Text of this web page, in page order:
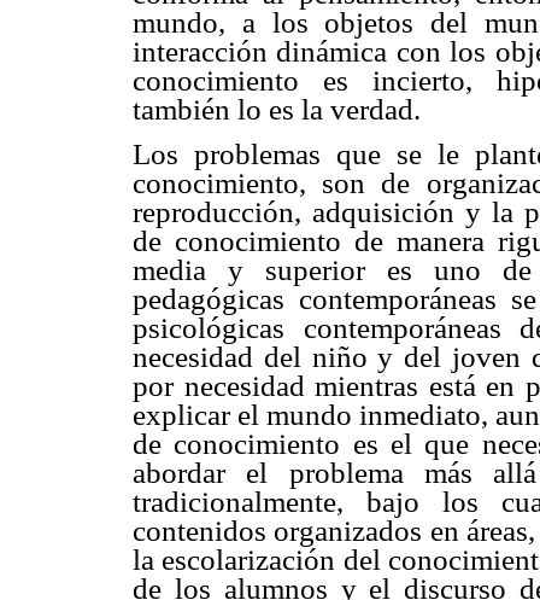
mundo, a los objetos del
interacción dinámica con los
conocimiento es incierto,
también lo es la verdad.
Los problemas que se le
conocimiento, son de
reproducción, adquisición y la
de conocimiento de manera
media y superior es uno de
pedagógicas contemporáneas
psicológicas
necesidad del niño y del joven
por necesidad mientras está en
explicar el mundo inmediato,
de conocimiento es el que
abordar el problema más
tradicionalmente, bajo los
contenidos organizados en
la escolarización del
de los alumnos y el discurso